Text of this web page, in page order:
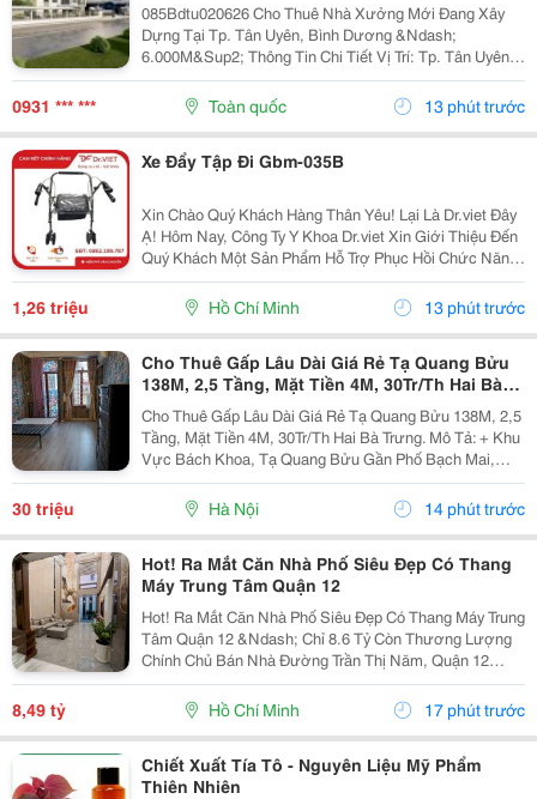
085Bdtu020626 Cho Thuê Nhà Xưởng Mới Đang Xây
Dựng Tại Tp. Tân Uyên, Bình Dương &Ndash;
6.000M&Sup2; Thông Tin Chi Tiết Vị Trí: Tp. Tân Uyên,
Bình Dương. Tổng Diện Tích Khuôn Viên Đất:
9.800M&Sup2; Diện Tích Sử Dụng Tổng Diện Tích Nhà
Xưởng:...
0931 *** *** Toàn quốc 13 phút trước
Xe Đẩy Tập Đi Gbm-035B
Xin Chào Quý Khách Hàng Thân Yêu! Lại Là Dr.viet Đây
Ạ! Hôm Nay, Công Ty Y Khoa Dr.viet Xin Giới Thiệu Đến
Quý Khách Một Sản Phẩm Hỗ Trợ Phục Hồi Chức Năng
Vô Cùng Tiện Lợi, Giúp Người Cao Tuổi, Người Bệnh
Và Người Gặp Khó Khăn Trong Vận Động Có...
1,26 triệu Hồ Chí Minh 13 phút trước
Cho Thuê Gấp Lâu Dài Giá Rẻ Tạ Quang Bửu
138M, 2,5 Tầng, Mặt Tiền 4M, 30Tr/Th Hai Bà
Trưng.
Cho Thuê Gấp Lâu Dài Giá Rẻ Tạ Quang Bửu 138M, 2,5
Tầng, Mặt Tiền 4M, 30Tr/Th Hai Bà Trưng. Mô Tả: + Khu
Vực Bách Khoa, Tạ Quang Bửu Gần Phố Bạch Mai,
Hơn 30 Nghìn Sinh Viên Các Trường Đại Học Tốp Đầu
Cả Nước Bách &Ndash; Kinh - Xây-Mở Kinh Doanh...
30 triệu Hà Nội 14 phút trước
Hot! Ra Mắt Căn Nhà Phố Siêu Đẹp Có Thang
Máy Trung Tâm Quận 12
Hot! Ra Mắt Căn Nhà Phố Siêu Đẹp Có Thang Máy Trung
Tâm Quận 12 &Ndash; Chỉ 8.6 Tỷ Còn Thương Lượng
Chính Chủ Bán Nhà Đường Trần Thị Năm, Quận 12
&Ndash; Vị Trí Đẹp, Khu Dân Cư Hiện Hữu, Tiện Ích Đầy
Đủ. Diện Tích: 4M &Times; 20M Nhà...
8,49 tỷ Hồ Chí Minh 17 phút trước
Chiết Xuất Tía Tô - Nguyên Liệu Mỹ Phẩm
Thiên Nhiên